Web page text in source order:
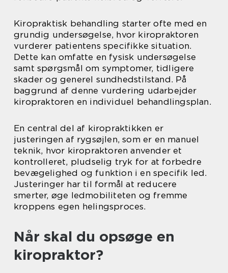
Kiropraktisk behandling starter ofte med en
grundig undersøgelse, hvor kiropraktoren
vurderer patientens specifikke situation.
Dette kan omfatte en fysisk undersøgelse
samt spørgsmål om symptomer, tidligere
skader og generel sundhedstilstand. På
baggrund af denne vurdering udarbejder
kiropraktoren en individuel behandlingsplan.
En central del af kiropraktikken er
justeringen af rygsøjlen, som er en manuel
teknik, hvor kiropraktoren anvender et
kontrolleret, pludselig tryk for at forbedre
bevægelighed og funktion i en specifik led.
Justeringer har til formål at reducere
smerter, øge ledmobiliteten og fremme
kroppens egen helingsproces.
Når skal du opsøge en
kiropraktor?